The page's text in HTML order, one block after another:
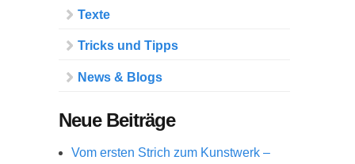
Texte
Tricks und Tipps
News & Blogs
Neue Beiträge
Vom ersten Strich zum Kunstwerk –